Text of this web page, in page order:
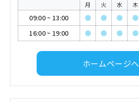
月 火 水 木
09:00~ 13:00 ● ● ● ●
16:00~ 19:00 ● ● ● ●
ホームページへ